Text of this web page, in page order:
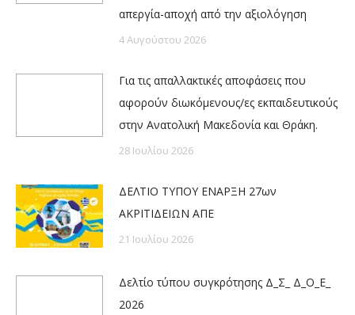
απεργία-αποχή από την αξιολόγηση
4 Αυγούστου 2026
Για τις απαλλακτικές αποφάσεις που
αφορούν διωκόμενους/ες εκπαιδευτικούς
στην Ανατολική Μακεδονία και Θράκη.
28 Ιουλίου 2026
ΔΕΛΤΙΟ ΤΥΠΟΥ ΕΝΑΡΞΗ 27ων
ΑΚΡΙΤΙΔΕΙΩΝ ΑΠΕ
21 Ιουλίου 2026
Δελτίο τύπου συγκρότησης Δ_Σ_ Δ_Ο_Ε_
2026